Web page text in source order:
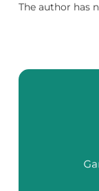
The author has